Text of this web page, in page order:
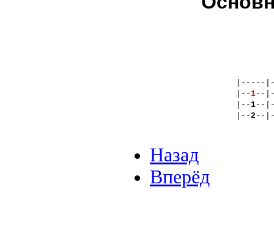
|-----
|--1--
|--1--
|--2 --
Назад
Вперёд